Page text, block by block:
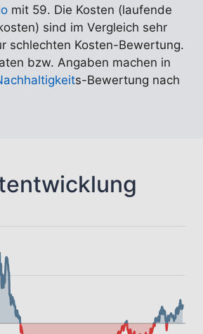
mit 59. Die Kosten (laufende
sind im Vergleich sehr
schlechten Kosten-Bewertung.
bzw. Angaben machen in
s-Bewertung nach